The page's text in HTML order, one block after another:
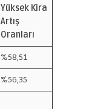
Yüksek Kira
Artış
Oranları
%58,51
%56,35